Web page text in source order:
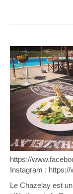
https://
Instagram :
Le Chazelay est